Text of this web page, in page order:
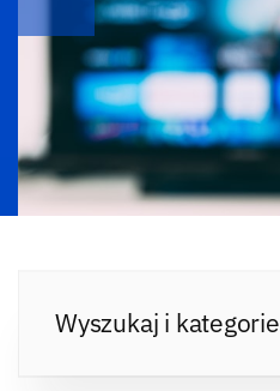
Wyszukaj i kategorie